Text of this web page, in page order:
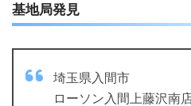
基地局発見
埼玉県入間市
ローソン入間上藤沢南